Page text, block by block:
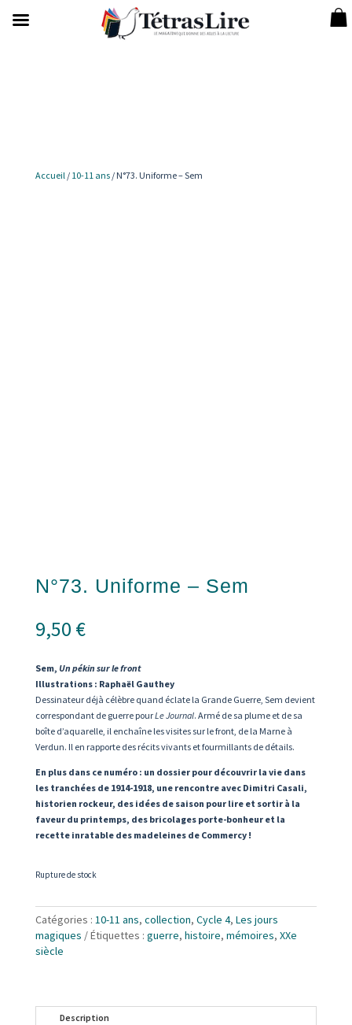
Accueil/ 10-11 ans/ N°73. Uniforme – Sem
N°73. Uniforme – Sem
9,50 €
Sem, Un pékin sur le front
Illustrations : Raphaël Gauthey
Dessinateur déjà célèbre quand éclate la Grande Guerre, Sem devient
correspondant de guerre pourLe Journal. Armé de sa plume et de sa
boîte d’aquarelle, il enchaîne les visites sur le front, de la Marne à
Verdun. Il en rapporte des récits vivants et fourmillants de détails.
En plus dans ce numéro : un dossier pour découvrir la vie dans
les tranchées de 1914-1918, une rencontre avec Dimitri Casali,
historien rockeur, des idées de saison pour lire et sortir à la
faveur du printemps, des bricolages porte-bonheur et la
recette inratable des madeleines de Commercy !
Rupture de stock
Catégories : 10-11 ans, collection, Cycle 4, Les jours
magiques
Étiquettes : guerre, histoire, mémoires, XXe
siècle
Description